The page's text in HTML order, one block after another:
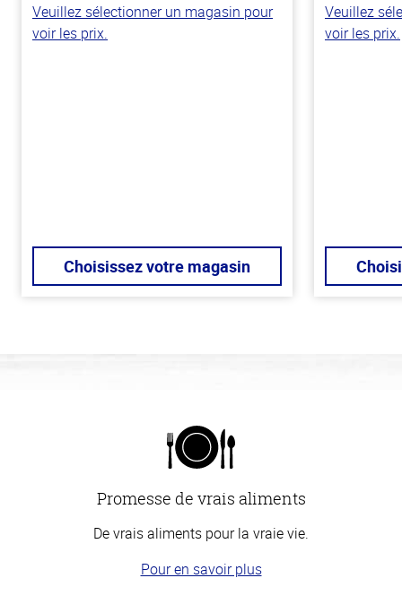
Veuillez sélectionner un magasin pour
voir les prix.
Choisissez votre magasin
Veuillez
voir les prix.
Promesse de vrais aliments
De vrais aliments pour la vraie vie.
Pour en savoir plus